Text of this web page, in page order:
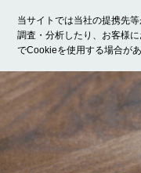
当サイトでは当社の提携先
調査・分析したり、お客様
でCookieを使用する場合があ
ホーム モデル募集